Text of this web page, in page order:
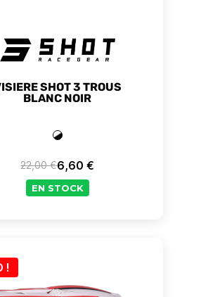
SHOT 3 TROUS
BLANC NOIR
Prix de base
22,00 €Prix
6,60 €
EN STOCK
!